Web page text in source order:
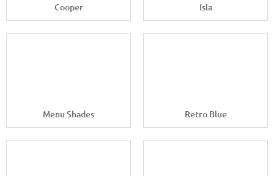
Cooper Isla
Menu Shades Retro Blue